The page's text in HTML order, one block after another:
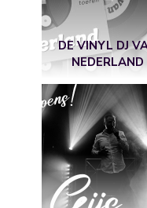
DE VINYL DJ
NEDERLAND